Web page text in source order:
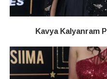
Kavya Kalyanram